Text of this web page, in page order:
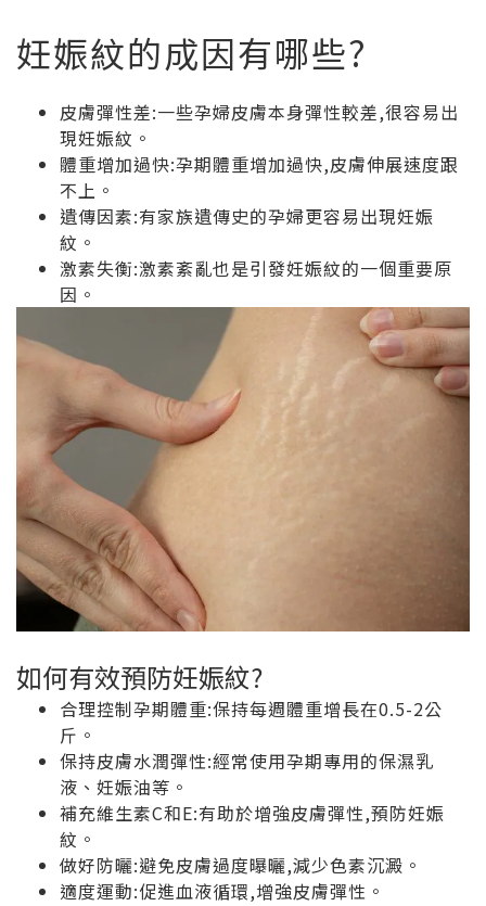
妊娠紋的成因有哪些?
皮膚彈性差:一些孕婦皮膚本身彈性較差,很容易出
現妊娠紋。
體重增加過快:孕期體重增加過快,皮膚伸展速度跟
不上。
遺傳因素:有家族遺傳史的孕婦更容易出現妊娠
紋。
激素失衡:激素紊亂也是引發妊娠紋的一個重要原
因。
如何有效預防妊娠紋?
合理控制孕期體重:保持每週體重增長在0.5-2公
斤。
保持皮膚水潤彈性:經常使用孕期專用的保濕乳
液、妊娠油等。
補充維生素C和E:有助於增強皮膚彈性,預防妊娠
紋。
做好防曬:避免皮膚過度曝曬,減少色素沉澱。
適度運動:促進血液循環,增強皮膚彈性。